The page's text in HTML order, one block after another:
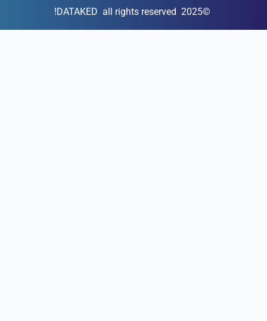
©2025 DATAKED all rights reserved!